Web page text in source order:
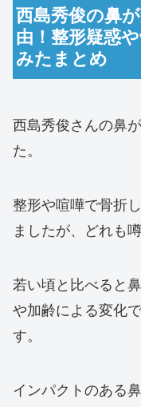
西島秀俊の鼻
由！整形疑惑
みたまとめ
西島秀俊さんの鼻
た。
整形や喧嘩で骨折
ましたが、どれも
若い頃と比べると
や加齢による変化
す。
インパクトのある